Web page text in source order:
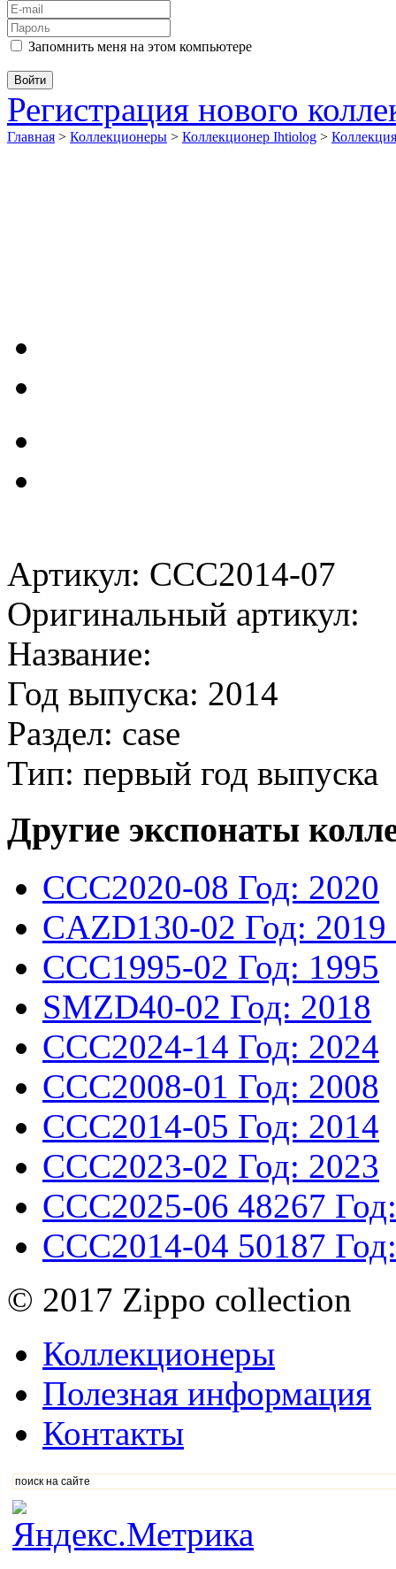
Запомнить меня на этом компьютере
Регистрация нового
Главная > Коллекционеры > Коллекционер Ihtiolog >
Артикул: CCC2014-07
Оригинальный артикул:
Название:
Год выпуска: 2014
Раздел: case
Тип: первый год выпуска
Другие экспонаты
CCC2020-08 Год: 2020
CAZD130-02 Год: 2019
CCC1995-02 Год: 1995
SMZD40-02 Год: 2018
CCC2024-14 Год: 2024
CCC2008-01 Год: 2008
CCC2014-05 Год: 2014
CCC2023-02 Год: 2023
CCC2025-06 48267
CCC2014-04 50187
© 2017 Zippo collection
Коллекционеры
Полезная информация
Контакты